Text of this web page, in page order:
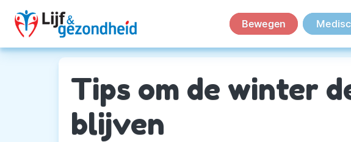
Bewegen
Tips om de winter
blijven